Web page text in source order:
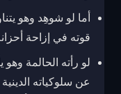
أما لو شوهِد وهو
قوته في إزاحة
لو رأته الحالمة وهو
عن سلوكياته